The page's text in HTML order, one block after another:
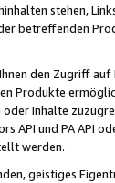
stehen,
betreffenden
den Zugriff
Produkte
Inhalte
API und PA API
werden.
geistiges